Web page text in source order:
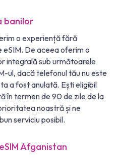
banilor
o experiență fără
eSIM. De aceea oferim o
integrală sub următoarele
ul, dacă telefonul tău nu este
a fost anulată. Ești eligibil
în termen de 90 de zile de la
noastră și ne
serviciu posibil.
Afganistan